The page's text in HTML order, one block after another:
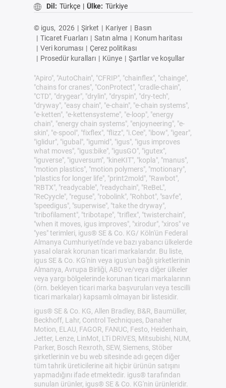
Dil: Türkçe | Ülke: Türkiye
© igus, 2026 | Şirket | Kariyer | Basın
| Ticaret Fuarları | Satın alma | Konum haritası
| Veri koruması | Çerez politikası
| Prosedür kuralları | Künye | Şartlar ve koşullar
"Apiro", "AutoChain", "CFRIP", "chainflex", "chainge",
"chains for cranes", "ConProtect", "cradle-chain",
"CTD", "drygear", "drylin", "dryspin", "dry-tech",
"dryway", "easy chain", "e-chain", "e-chain systems",
"e-ketten", "e-kettensysteme", "e-loop", "energy
chain", "energy chain systems", "enjoyneering", "e-
skin", "e-spool", "fixflex", "flizz", "i.Cee", "ibow", "igear",
"iglidur", "igubal", "igumid", "igus", "igus improves
what moves", "igus:bike", "igusGO", "igutex",
"iguverse", "iguversum", "kineKIT", "kopla", "manus",
"motion plastics", "motion polymers", "motionary",
"plastics for longer life", "print2mold", "Rawbot",
"RBTX", "readycable", "readychain", "ReBeL",
"ReCyycle", "reguse", "robolink", "Rohbot", "savfe",
"speedigus", "superwise", "take the dryway",
"tribofilament", "tribotape", "triflex", "twisterchain",
"when it moves, igus improves", "xirodur", "xiros" ve
"yes" terimleri, igus® SE & Co. KG/ Köln'ün Federal
Almanya Cumhuriyeti'nde ve bazı yabancı ülkelerde
yasal olarak korunan ticari markalarıdır. Bu liste,
igus SE & Co. KG'nin veya igus'un bağlı şirketlerinin
Almanya, Avrupa Birliği, ABD ve/veya diğer ülkeler
veya yargı bölgelerinde korunan ticari markalarının
(örn. bekleyen ticari marka başvuruları veya tescilli
ticari markalar) kapsamlı olmayan bir listesidir.
igus® SE & Co. KG, Allen Bradley, B&R, Baumüller,
Beckhoff, Lahr, Control Techniques, Danaher
Motion, ELAU, FAGOR, FANUC, Festo, Heidenhain,
Jetter, Lenze, LinMot, LTi DRiVES, Mitsubishi, NUM,
Parker, Bosch Rexroth, SEW, Siemens, Stöber
şirketlerinin ve bu web sitesinde adı geçen diğer
tüm tahrik üreticilerine ait hiçbir ürünün satışını
yapmadığını ifade etmektedir. igus® tarafından
sunulan ürünler, igus® SE & Co. KG'nin ürünleridir.